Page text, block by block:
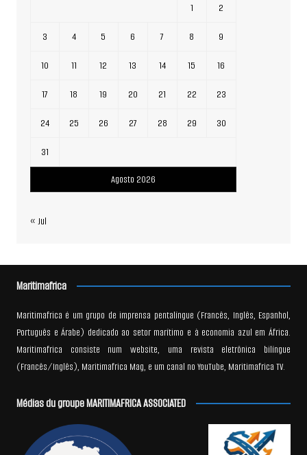
Agosto 2026
1 2
3 4 5 6 7 8 9
10 11 12 13 14 15 16
17 18 19 20 21 22 23
24 25 26 27 28 29 30
31
« Jul
Maritimafrica
Maritimafrica é um grupo de imprensa pentalíngue (Francês, Inglês, Espanhol,
Português e Árabe) dedicado ao setor marítimo e à economia azul em África.
Maritimafrica consiste num website, uma revista eletrônica bilíngue
(Francês/Inglês), Maritimafrica Mag, e um canal no YouTube, Maritimafrica TV.
Médias du groupe MARITIMAFRICA ASSOCIATED